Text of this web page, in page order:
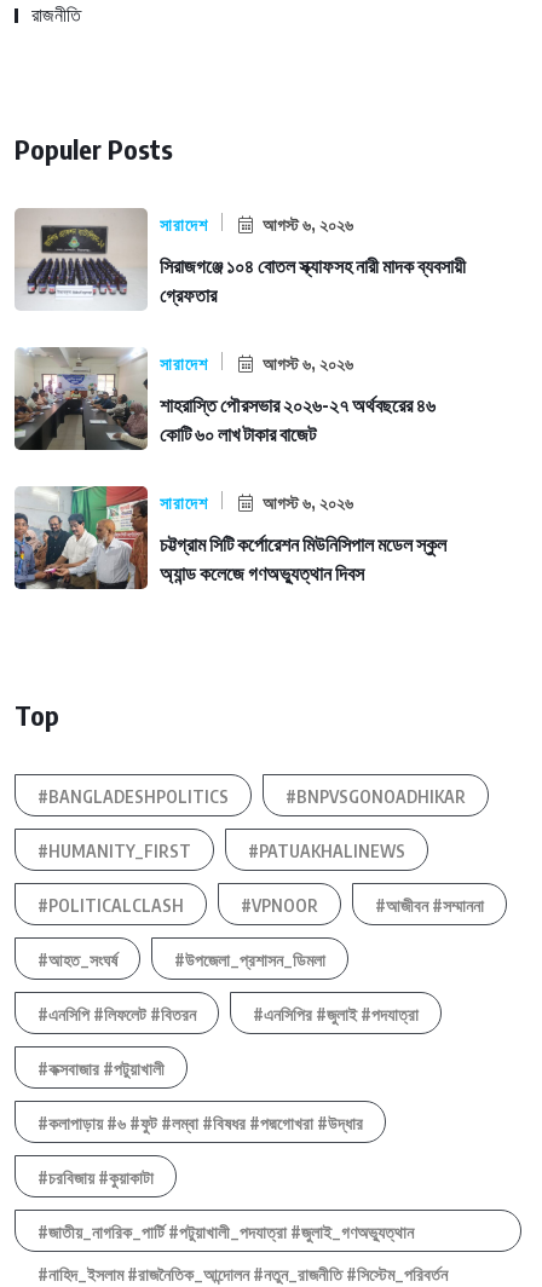
রাজনীতি
Populer Posts
সারাদেশ আগস্ট ৬, ২০২৬
সিরাজগঞ্জে ১০৪ বোতল স্ক্যাফসহ নারী মাদক ব্যবসায়ী
গ্রেফতার
সারাদেশ আগস্ট ৬, ২০২৬
শাহরাস্তি পৌরসভার ২০২৬-২৭ অর্থবছরের ৪৬
কোটি ৬০ লাখ টাকার বাজেট
সারাদেশ আগস্ট ৬, ২০২৬
চট্টগ্রাম সিটি কর্পোরেশন মিউনিসিপাল মডেল স্কুল
অ্যান্ড কলেজে গণঅভ্যুত্থান দিবস
Top
#BANGLADESHPOLITICS #BNPVSGONOADHIKAR
#HUMANITY_FIRST #PATUAKHALINEWS
#POLITICALCLASH #VPNOOR #আজীবন #সম্মাননা
#আহত_সংঘর্ষ #উপজেলা_প্রশাসন_ডিমলা
#এনসিপি #লিফলেট #বিতরন #এনসিপির #জুলাই #পদযাত্রা
#কক্সবাজার #পটুয়াখালী
#কলাপাড়ায় #৬ #ফুট #লম্বা #বিষধর #পদ্মগোখরা #উদ্ধার
#চরবিজায় #কুয়াকাটা
#জাতীয়_নাগরিক_পার্টি #পটুয়াখালী_পদযাত্রা #জুলাই_গণঅভ্যুত্থান
#নাহিদ_ইসলাম #রাজনৈতিক_আন্দোলন #নতুন_রাজনীতি #সিস্টেম_পরিবর্তন